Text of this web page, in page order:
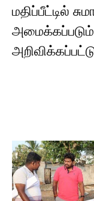
மதிப்பீட்டில்
அமைக்கப்படும்